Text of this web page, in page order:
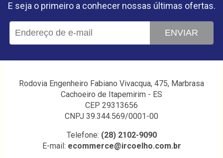
E seja o primeiro a conhecer nossas últimas ofertas.
ENVIAR
Rodovia Engenheiro Fabiano Vivacqua, 475, Marbrasa
Cachoeiro de Itapemirim - ES
CEP 29313656
CNPJ 39.344.569/0001-00
Telefone: (28) 2102-9090
E-mail: ecommerce@ircoelho.com.br